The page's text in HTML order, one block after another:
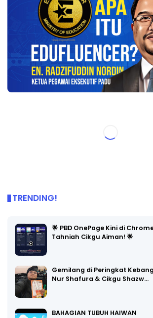
TRENDING!
🌟 PBD OnePage Kini di
Tahniah Cikgu Aiman! 🌟
Gemilang di Peringkat
Nur Shafura & Cikgu Shazw…
BAHAGIAN TUBUH HAIWAN